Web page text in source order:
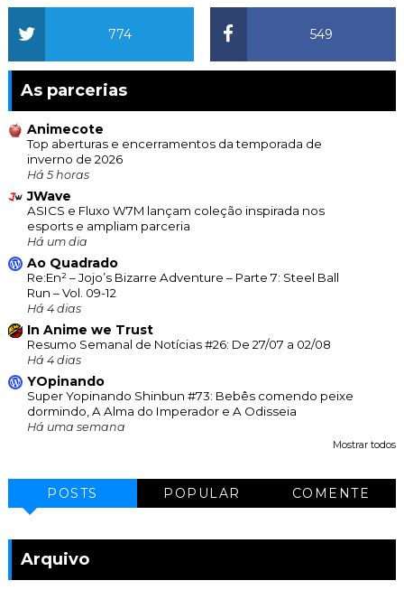
549
774
As parcerias
Animecote
Top aberturas e encerramentos da temporada de
inverno de 2026
Há 5 horas
JWave
ASICS e Fluxo W7M lançam coleção inspirada nos
esports e ampliam parceria
Há um dia
Ao Quadrado
Re:En² – Jojo’s Bizarre Adventure – Parte 7: Steel Ball
Run – Vol. 09-12
Há 4 dias
In Anime we Trust
Resumo Semanal de Notícias #26: De 27/07 a 02/08
Há 4 dias
YOpinando
Super Yopinando Shinbun #73: Bebês comendo peixe
dormindo, A Alma do Imperador e A Odisseia
Há uma semana
Mostrar todos
POSTS POPULAR COMENTE
Arquivo